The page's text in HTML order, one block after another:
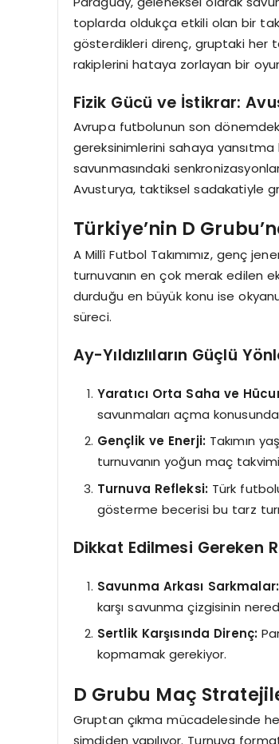
toplarda oldukça etkili olan bir
gösterdikleri direnç, gruptaki her
rakiplerini hataya zorlayan bir
Fizik Gücü ve İstikrar:
Avrupa futbolunun son
gereksinimlerini sahaya
savunmasındaki
Avusturya, taktiksel sadakatiyle
Türkiye’nin D
A Millî Futbol Takımımız, genç
turnuvanın en çok merak edilen
durduğu en büyük konu ise
süreci.
Ay-Yıldızlıların Güçlü
Yaratıcı Orta Saha ve
savunmaları açma
Gençlik ve Enerji:Takımın
turnuvanın yoğun maç
Turnuva Refleksi: Türk
gösterme becerisi bu tarz
Dikkat Edilmesi Gereken
Savunma Arkası Sarkmalar:
karşı savunma çizgisinin
Sertlik Karşısında Direnç:
kopmamak gerekiyor.
D Grubu Maç
Gruptan çıkma mücadelesinde
şimdiden yapılıyor. Turnuva